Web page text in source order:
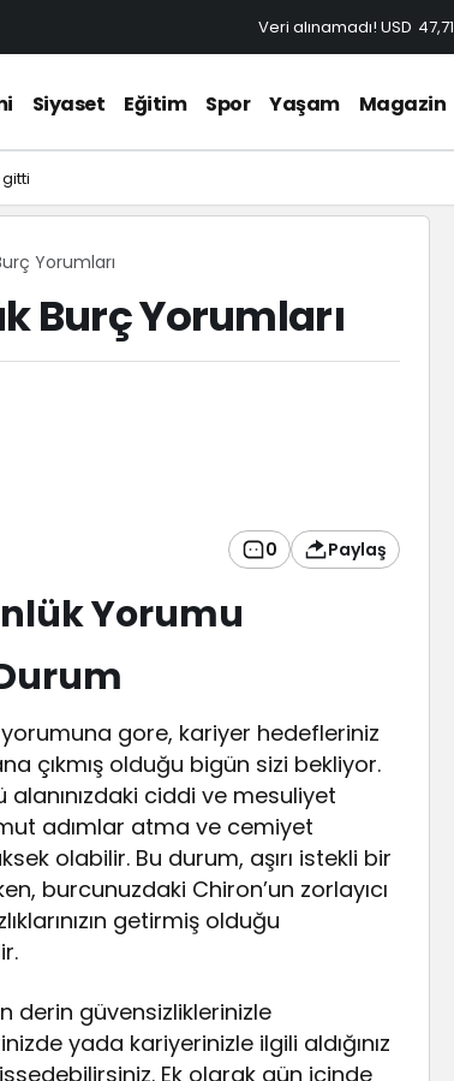
Veri alınamadı! USD 47,71
Siyaset Eğitim Spor Yaşam Magazin
Yorumları
Burç Yorumları
0 Paylaş
Yorumu
gore, kariyer hedefleriniz
çıkmış olduğu bigün sizi bekliyor.
ciddi ve mesuliyet
adımlar atma ve cemiyet
olabilir. Bu durum, aşırı istekli bir
burcunuzdaki Chiron’un zorlayıcı
getirmiş olduğu
derin güvensizliklerinizle
yada kariyerinizle ilgili aldığınız
Ek olarak gün içinde